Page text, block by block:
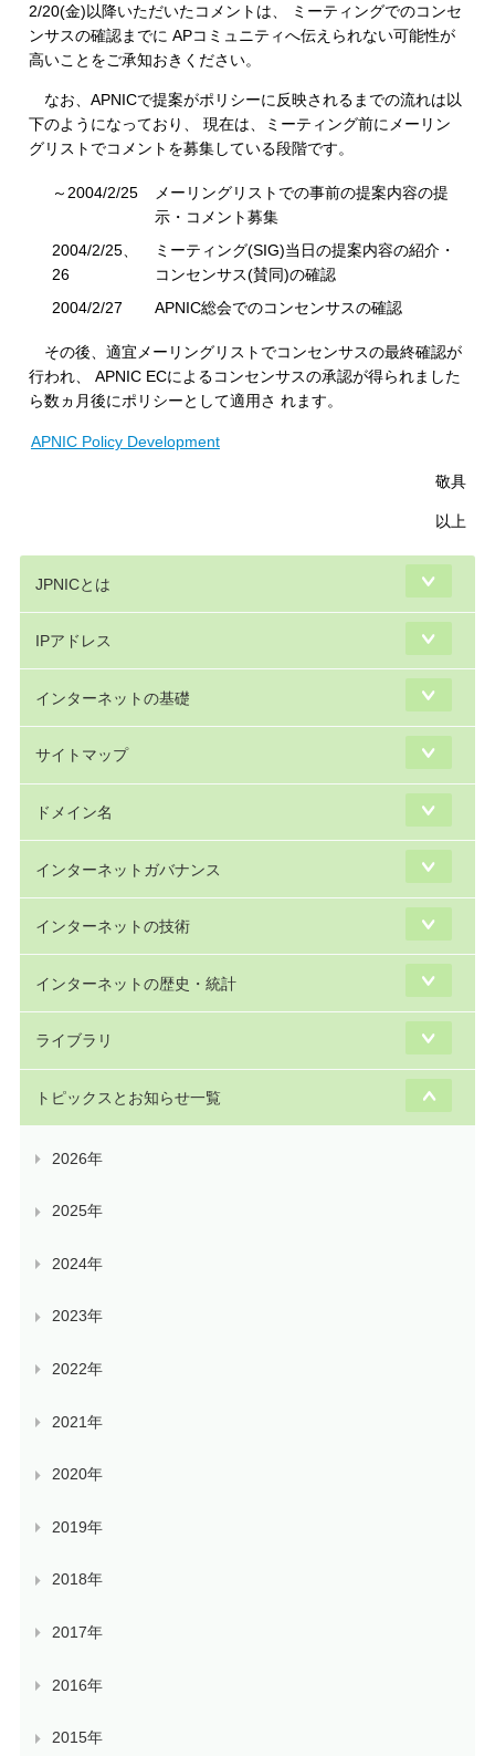
2/20(金)以降いただいたコメントは、 ミーティングでのコンセ
ンサスの確認までに APコミュニティへ伝えられない可能性が
高いことをご承知おきください。
なお、APNICで提案がポリシーに反映されるまでの流れは以
下のようになっており、 現在は、ミーティング前にメーリン
グリストでコメントを募集している段階です。
～2004/2/25
メーリングリストでの事前の提案内容の提
示・コメント募集
2004/2/25、
26
ミーティング(SIG)当日の提案内容の紹介・
コンセンサス(賛同)の確認
2004/2/27
APNIC総会でのコンセンサスの確認
その後、適宜メーリングリストでコンセンサスの最終確認が
行われ、 APNIC ECによるコンセンサスの承認が得られました
ら数ヵ月後にポリシーとして適用さ れます。
APNIC Policy Development
敬具
以上
JPNICとは
IPアドレス
インターネットの基礎
サイトマップ
ドメイン名
インターネットガバナンス
インターネットの技術
インターネットの歴史・統計
ライブラリ
トピックスとお知らせ一覧
2026年
2025年
2024年
2023年
2022年
2021年
2020年
2019年
2018年
2017年
2016年
2015年